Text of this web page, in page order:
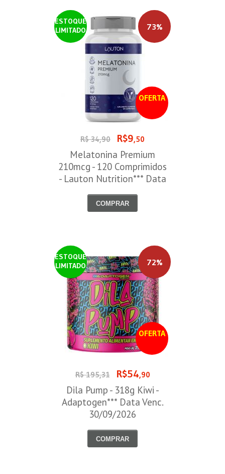
ESTOQUE
LIMITADO
OFERTA
73%
R$ 34,90 R$9,50
Melatonina Premium
210mcg - 120 Comprimidos
- Lauton Nutrition*** Data
COMPRAR
ESTOQUE
LIMITADO
OFERTA
72%
R$ 195,31 R$54,90
Dila Pump - 318g Kiwi -
Adaptogen*** Data Venc.
30/09/2026
COMPRAR